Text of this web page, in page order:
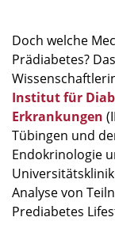
Doch welche
Prädiabetes?
Institut für
Erkrankungen
Tübingen und
Endokrinologie
Analyse von
Prediabetes